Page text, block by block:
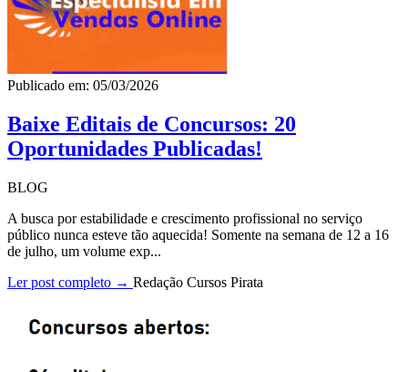
Publicado em: 05/03/2026
Baixe Editais de Concursos: 20
Oportunidades Publicadas!
BLOG
A busca por estabilidade e crescimento profissional no serviço
público nunca esteve tão aquecida! Somente na semana de 12 a 16
de julho, um volume exp...
Ler post completo → Redação Cursos Pirata